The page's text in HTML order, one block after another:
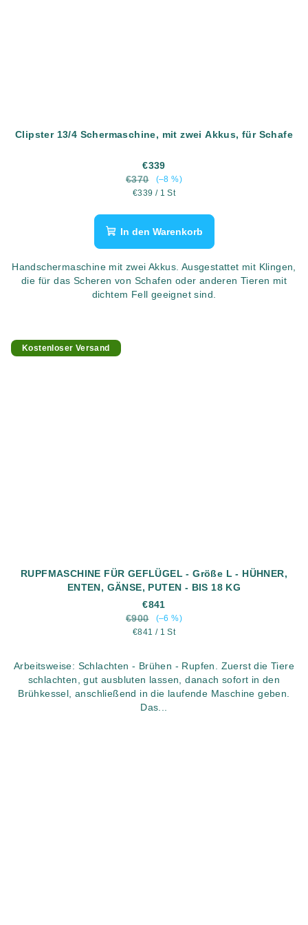
Clipster 13/4 Schermaschine, mit zwei Akkus, für Schafe
€339
€370
(–8 %)
Verkaufspreis:
€339 / 1 St
In den Warenkorb
Handschermaschine mit zwei Akkus. Ausgestattet mit Klingen,
die für das Scheren von Schafen oder anderen Tieren mit
dichtem Fell geeignet sind.
Kostenloser Versand
RUPFMASCHINE FÜR GEFLÜGEL - Größe L - HÜHNER,
ENTEN, GÄNSE, PUTEN - BIS 18 KG
€841
€900
(–6 %)
Verkaufspreis:
€841 / 1 St
Arbeitsweise: Schlachten - Brühen - Rupfen. Zuerst die Tiere
schlachten, gut ausbluten lassen, danach sofort in den
Brühkessel, anschließend in die laufende Maschine geben.
Das...